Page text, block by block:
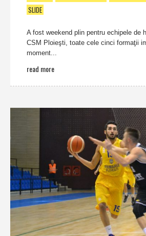
SLIDE
A fost weekend plin pentru echipele de
CSM Ploieşti, toate cele cinci formaţii
moment...
read more